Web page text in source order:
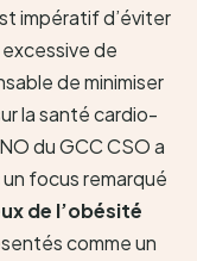
impératif d’éviter
de
de minimiser
la santé cardio-
du GCC CSO a
focus remarqué
de l’obésité
comme un